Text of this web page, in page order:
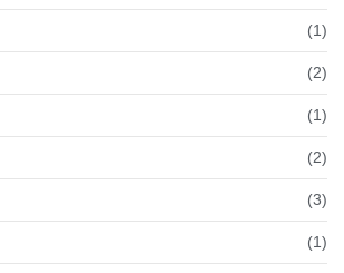
(1)
(2)
(1)
(2)
(3)
(1)